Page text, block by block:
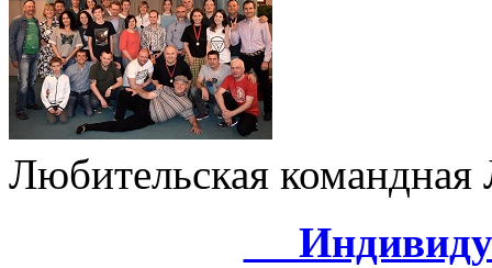
Любительская